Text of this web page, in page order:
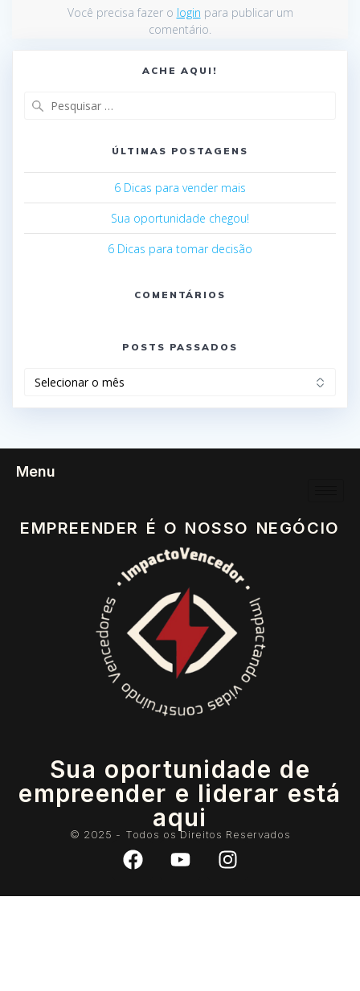
Você precisa fazer o login para publicar um
comentário.
ACHE AQUI!
ÚLTIMAS POSTAGENS
6 Dicas para vender mais
Sua oportunidade chegou!
6 Dicas para tomar decisão
COMENTÁRIOS
POSTS PASSADOS
Menu
EMPREENDER É O NOSSO NEGÓCIO
Sua oportunidade de
empreender e liderar está
aqui
© 2025 - Todos os Direitos Reservados